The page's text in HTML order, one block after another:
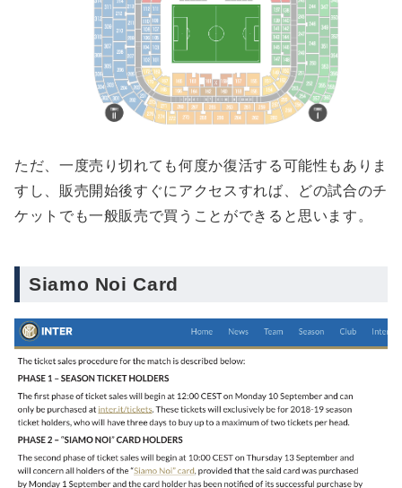
ただ、一度売り切れても何度か復活する可能性もありま
すし、販売開始後すぐにアクセスすれば、どの試合のチ
ケットでも一般販売で買うことができると思います。
Siamo Noi Card